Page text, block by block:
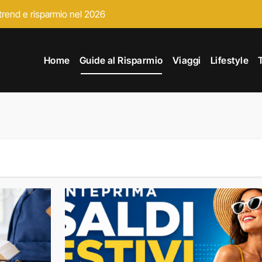
e risparmio nel 2026
prepararsi e trovare le offerte migliori prima di tutti
completa per prepararsi ai 4 giorni di offerte Amazon
sconto: prima o dopo i saldi?
risparmio non è nello sconto ma nelle scelte
risparmiare davvero prima dell’inizio ufficiale
affare non è quello che pensi
Home Guide al Risparmio Viaggi Lifestyle